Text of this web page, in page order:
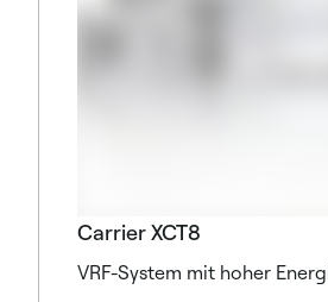
Carrier XCT8
VRF-System mit hoher